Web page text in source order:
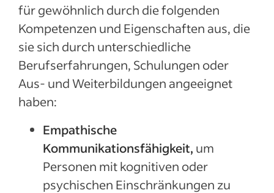
für gewöhnlich durch die folgenden
Kompetenzen und Eigenschaften aus, die
sie sich durch unterschiedliche
Berufserfahrungen, Schulungen oder
Aus- und Weiterbildungen angeeignet
haben:
Empathische
Kommunikationsfähigkeit, um
Personen mit kognitiven oder
psychischen Einschränkungen zu